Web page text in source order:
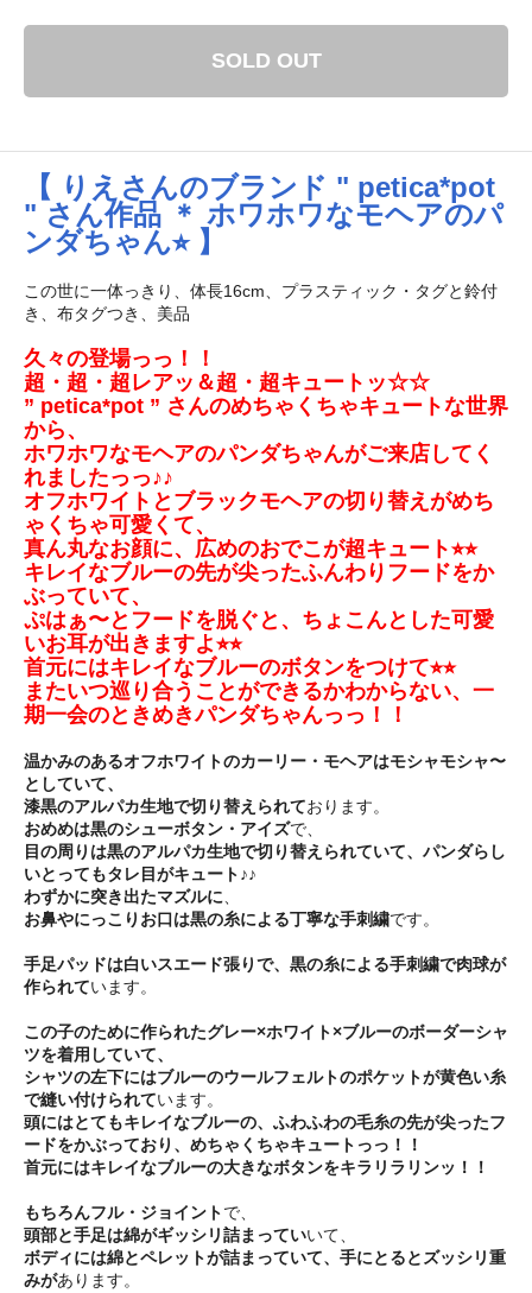
SOLD OUT
【 りえさんのブランド " petica*pot
" さん作品 ＊ ホワホワなモヘアのパ
ンダちゃん⭐︎ 】
この世に一体っきり、体長16cm、プラスティック・タグと鈴付
き、布タグつき、美品
久々の登場っっ！！
超・超・超レアッ＆超・超キュートッ☆☆
” petica*pot ” さんのめちゃくちゃキュートな世界
から、
ホワホワなモヘアのパンダちゃんがご来店してく
れましたっっ♪♪
オフホワイトとブラックモヘアの切り替えがめち
ゃくちゃ可愛くて、
真ん丸なお顔に、広めのおでこが超キュート⭐︎⭐︎
キレイなブルーの先が尖ったふんわりフードをか
ぶっていて、
ぷはぁ〜とフードを脱ぐと、ちょこんとした可愛
いお耳が出きますよ⭐︎⭐︎
首元にはキレイなブルーのボタンをつけて⭐︎⭐︎
またいつ巡り合うことができるかわからない、一
期一会のときめきパンダちゃんっっ！！
温かみのあるオフホワイトのカーリー・モヘアはモシャモシャ〜
としていて、
漆黒のアルパカ生地で切り替えられております。
おめめは黒のシューボタン・アイズで、
目の周りは黒のアルパカ生地で切り替えられていて、パンダらし
いとってもタレ目がキュート♪♪
わずかに突き出たマズルに、
お鼻やにっこりお口は黒の糸による丁寧な手刺繍です。
手足パッドは白いスエード張りで、黒の糸による手刺繍で肉球が
作られています。
この子のために作られたグレー×ホワイト×ブルーのボーダーシャ
ツを着用していて、
シャツの左下にはブルーのウールフェルトのポケットが黄色い糸
で縫い付けられています。
頭にはとてもキレイなブルーの、ふわふわの毛糸の先が尖ったフ
ードをかぶっており、めちゃくちゃキュートっっ！！
首元にはキレイなブルーの大きなボタンをキラリラリンッ！！
もちろんフル・ジョイントで、
頭部と手足は綿がギッシリ詰まっていいて、
ボディには綿とペレットが詰まっていて、手にとるとズッシリ重
みがあります。